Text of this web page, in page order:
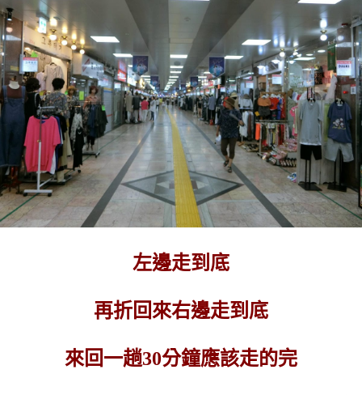
左邊走到底
再折回來右邊走到底
來回一趟30分鐘應該走的完